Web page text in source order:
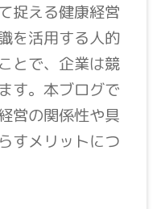
捉える健康経営
を活用する人的
とで、企業は競
す。本ブログで
営の関係性や具
すメリットにつ